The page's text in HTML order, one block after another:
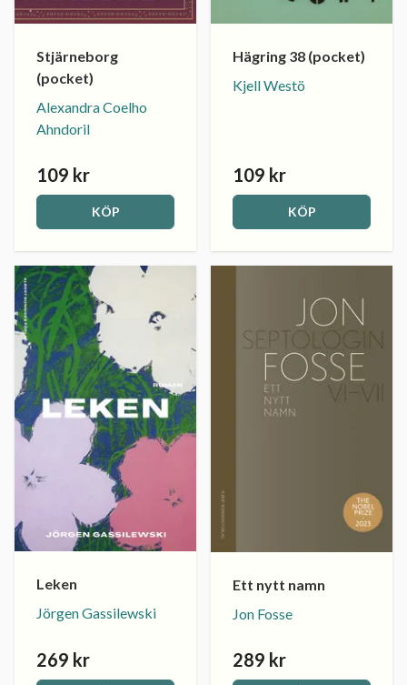
Stjärneborg
(pocket)
Alexandra Coelho
Ahndoril
109 kr
KÖP
Hägring 38 (pocket)
Kjell Westö
109 kr
KÖP
Leken
Jörgen Gassilewski
269 kr
Ett nytt namn
Jon Fosse
289 kr